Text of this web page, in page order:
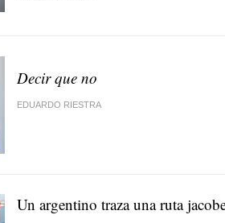
Decir que no
EDUARDO RIESTRA
Un argentino traza una ruta